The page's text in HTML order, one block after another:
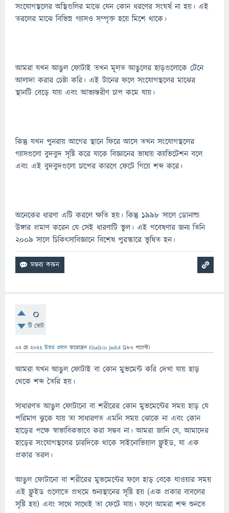
সংযোগস্থলের অস্থিগুলির মাঝে যেন কোন ধরণের সংঘর্ষ না হয়। এই
তরলের মাঝে বিভিন্ন গ্যাসও সম্পৃক্ত হয়ে মিশে থাকে।
আমরা যখন আঙুল ফোটাই তখন মূলত আঙুলের হাড়গুলোকে টেনে
আলাদা করার চেষ্টা করি। এই টানের ফলে সংযোগস্থলের মাঝের
স্থানটি বেড়ে যায় এবং আভ্যন্তরীণ চাপ কমে যায়।
কিন্তু যখন পুনরায় আগের স্থানে ফিরে আসে তখন সংযোগস্থলের
গ্যাসগুলো বুদবুদ সৃষ্টি করে যাকে বিজ্ঞানের ভাষায় ক্যাভিটেশন বলে
এবং এই বুদবুদগুলো চাপের কারণে ফেটে গিয়ে শব্দ করে।
অনেকের ধারণা এটি করলে ক্ষতি হয়। কিন্তু ১৯৯৮ সালে ডোনাল্ড
উঙ্গার প্রমাণ করেন যে সেই ধারণাটি ভুল। এই গবেষণার জন্য তিনি
২০০৯ সালে চিকিৎসাবিজ্ঞানে বিশেষ পুরস্কারে ভূষিত হন।
0
টি ভোট
02 মে 2022 উত্তর প্রদান করেছেন Khalkin Jadid (180 পয়েন্ট)
আমরা যখন আঙুল ফোটাই বা কোন মুভমেন্ট করি দেখা যায় হাড়
থেকে শব্দ তৈরি হয়।
সাধারণত আঙুল ফোটানো বা শরীরের কোন মুভমেন্টের সময় হাড় যে
পরিমাণ ঝুকে যায় তা সাধারণত এমনি সময় ঝোকে না এবং কোন
হাড়ের পক্ষে স্বাভাবিকভাবে করা সম্ভব না। আমরা জানি যে, আমাদের
হাড়ের সংযোগস্থলের চারদিকে থাকে সাইনোভিয়াল ফ্লুইড, যা এক
প্রকার তরল।
আঙুল ফোটানো বা শরীরের মুভমেন্টের ফলে হাড় বেকে যাওয়ার সময়
এই ফ্লুইড গুলোতে প্রথমে শুন্যস্থানের সৃষ্টি হয় (এক প্রকার বাবলের
সৃষ্টি হয়) এবং সাথে সাথেই তা ফেটে যায়। ফলে আমরা শব্দ শুনতে